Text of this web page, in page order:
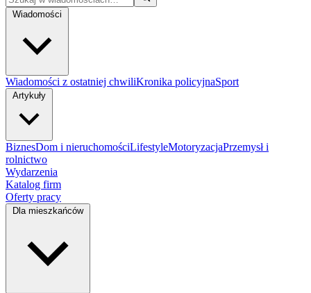
Wiadomości
Wiadomości z ostatniej chwiliKronika policyjnaSport
Artykuły
BiznesDom i nieruchomościLifestyleMotoryzacjaPrzemysł i
rolnictwo
Wydarzenia
Katalog firm
Oferty pracy
Dla mieszkańców